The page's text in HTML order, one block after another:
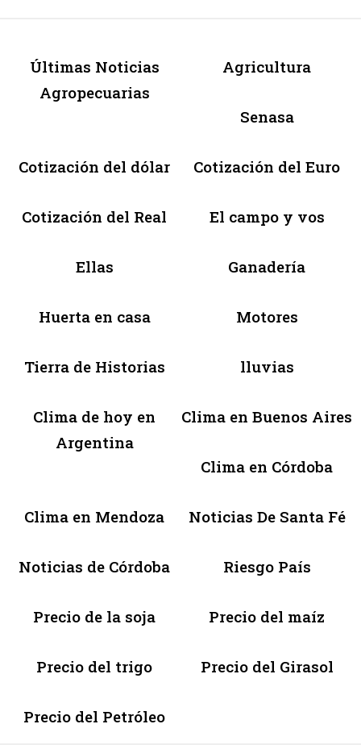
Últimas Noticias
Agropecuarias
Agricultura
Senasa
Cotización del dólar Cotización del Euro
Cotización del Real El campo y vos
Ellas Ganadería
Huerta en casa Motores
Tierra de Historias lluvias
Clima de hoy en
Argentina
Clima en Buenos Aires
Clima en Córdoba
Clima en Mendoza Noticias De Santa Fé
Noticias de Córdoba Riesgo País
Precio de la soja Precio del maíz
Precio del trigo Precio del Girasol
Precio del Petróleo